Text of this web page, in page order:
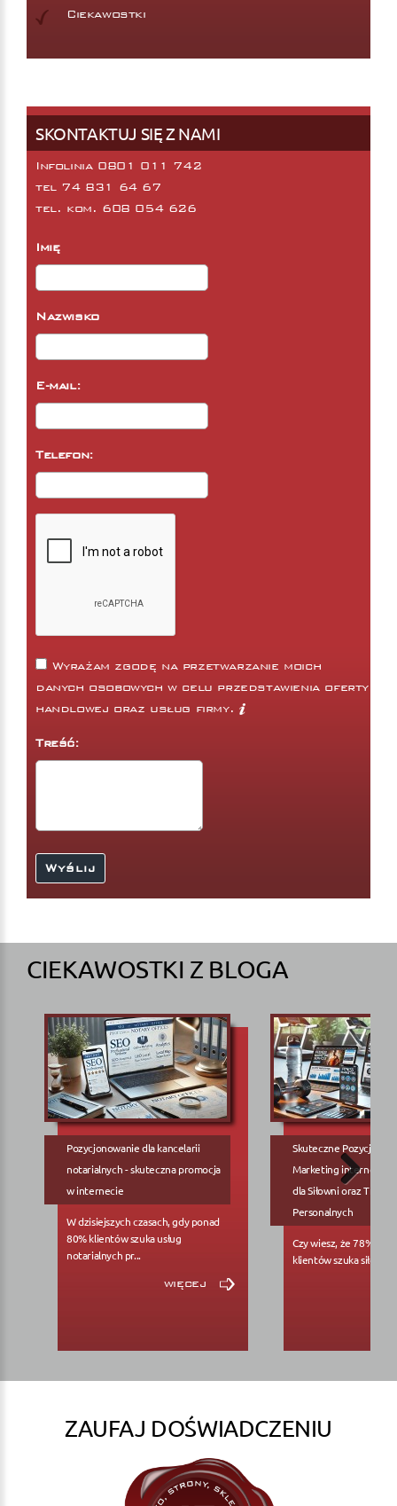
Ciekawostki
SKONTAKTUJ SIĘ Z NAMI
Infolinia 0801 011 742
tel 74 831 64 67
tel. kom. 608 054 626
Imię
Nazwisko
E-mail:
Telefon:
Wyrażam zgodę na przetwarzanie moich
danych osobowych w celu przedstawienia oferty
handlowej oraz usług firmy.
Treść:
CIEKAWOSTKI Z BLOGA
Pozycjonowanie dla kancelarii
notarialnych - skuteczna promocja
w internecie
W dzisiejszych czasach, gdy ponad
80% klientów szuka usług
notarialnych pr...
więcej
Skuteczne
Marketing internetowy
dla Siłowni oraz
Personalnych
Czy wiesz, że 78%
klientów szuka siłowni...
ZAUFAJ DOŚWIADCZENIU